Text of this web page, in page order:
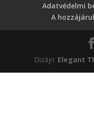
Adatvédelmi
A
Dizájn: Elegant